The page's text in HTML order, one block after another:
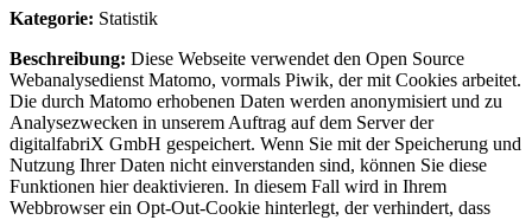
Kategorie: Statistik
Beschreibung: Diese Webseite verwendet den Open Source
Webanalysedienst Matomo, vormals Piwik, der mit Cookies arbeitet.
Die durch Matomo erhobenen Daten werden anonymisiert und zu
Analysezwecken in unserem Auftrag auf dem Server der
digitalfabriX GmbH gespeichert. Wenn Sie mit der Speicherung und
Nutzung Ihrer Daten nicht einverstanden sind, können Sie diese
Funktionen hier deaktivieren. In diesem Fall wird in Ihrem
Webbrowser ein Opt-Out-Cookie hinterlegt, der verhindert, dass